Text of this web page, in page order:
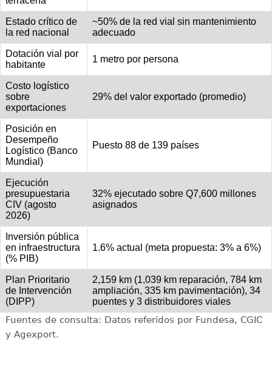
Estado crítico de
la red nacional
~50% de la red vial sin mantenimiento
adecuado
Dotación vial por
habitante
1 metro por persona
Costo logístico
sobre
exportaciones
29% del valor exportado (promedio)
Posición en
Desempeño
Logístico (Banco
Mundial)
Puesto 88 de 139 países
Ejecución
presupuestaria
CIV (agosto
2026)
32% ejecutado sobre Q7,600 millones
asignados
Inversión pública
en infraestructura
(% PIB)
1.6% actual (meta propuesta: 3% a 6%)
Plan Prioritario
de Intervención
(DIPP)
2,159 km (1,039 km reparación, 784 km
ampliación, 335 km pavimentación), 34
puentes y 3 distribuidores viales
Fuentes de consulta: Datos referidos por Fundesa, CGIC
y Agexport.